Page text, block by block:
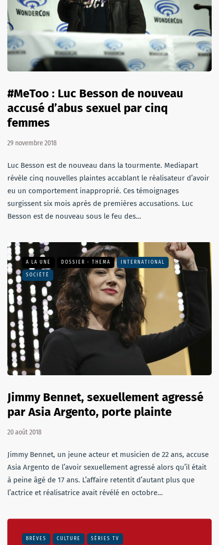
#MeToo : Luc Besson de nouveau
accusé d’abus sexuel par cinq
femmes
29 novembre 2018
Luc Besson est de nouveau dans la tourmente. Mediapart
révèle cinq nouvelles plaintes accablant le réalisateur d’avoir
eu un comportement inapproprié. Ces témoignages
surgissent six mois après de premières accusations. Luc
Besson est de nouveau sous le feu des…
A LA UNE DOSSIER - THEMA INTERNATIONAL
SOCIÉTÉ
Jimmy Bennet, sexuellement agressé
par Asia Argento, porte plainte
20 août 2018
Jimmy Bennet, un jeune acteur et musicien de 22 ans, accuse
Asia Argento de l’avoir sexuellement agressé alors qu’il était
à peine âgé de 17 ans. L’affaire retentit d’autant plus que
l’actrice et réalisatrice avait révélé en octobre…
BRÈVES CULTURE SÉRIES TV